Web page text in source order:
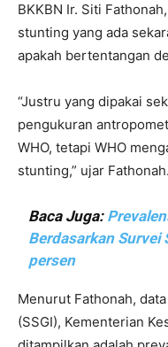
BKKBN Ir. Siti
stunting yang ada
apakah bertentangan
“Justru yang dipakai
pengukuran
WHO, tetapi WHO
stunting,” ujar Fathonah.
Baca Juga:
Berdasarkan Survei
persen
Menurut Fathonah,
(SSGI), Kementerian